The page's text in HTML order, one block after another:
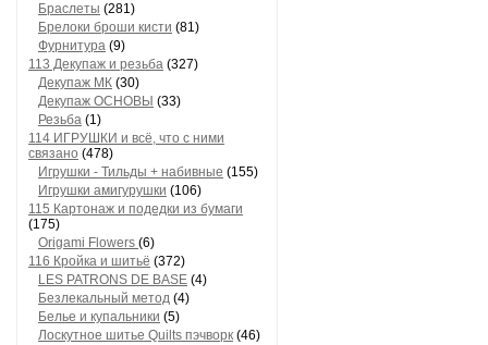
Браслеты (281)
Брелоки броши кисти (81)
Фурнитура (9)
113 Декупаж и резьба (327)
Декупаж МК (30)
Декупаж ОСНОВЫ (33)
Резьба (1)
114 ИГРУШКИ и всё, что с ними
связано (478)
Игрушки - Тильды + набивные (155)
Игрушки амигурушки (106)
115 Картонаж и подедки из бумаги
(175)
Origami Flowers (6)
116 Кройка и шитьё (372)
LES PATRONS DE BASE (4)
Безлекальный метод (4)
Белье и купальники (5)
Лоскутное шитье Quilts пэчворк (46)